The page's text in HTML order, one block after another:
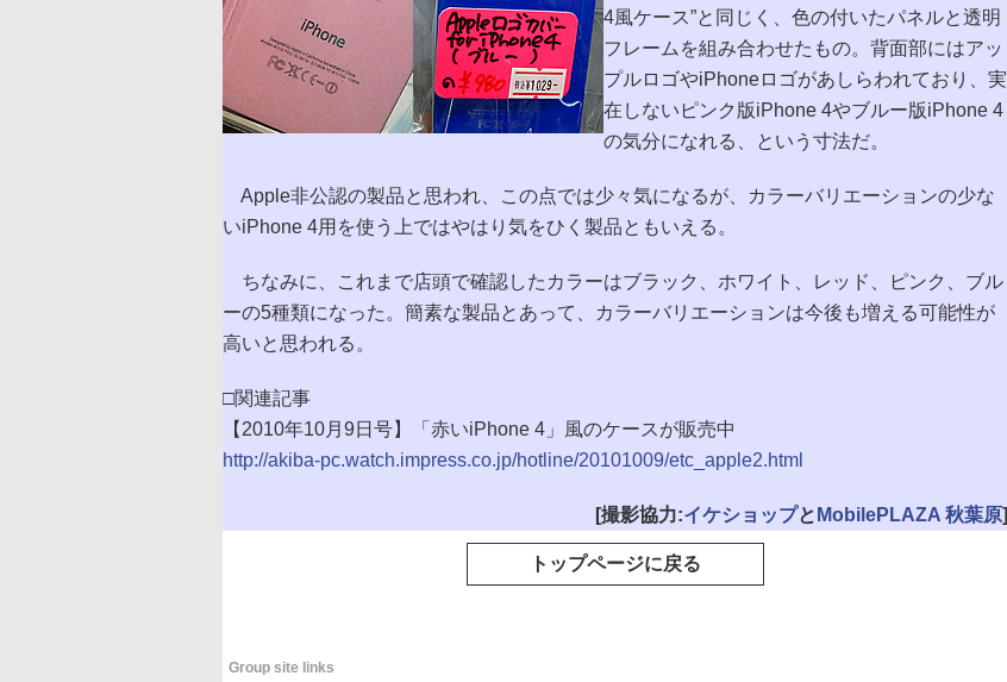
4風ケース”と同じく、色の付いたパネルと透明
フレームを組み合わせたもの。背面部にはアッ
プルロゴやiPhoneロゴがあしらわれており、実
在しないピンク版iPhone 4やブルー版iPhone 4
の気分になれる、という寸法だ。
Apple非公認の製品と思われ、この点では少々気になるが、カラーバリエーションの少な
いiPhone 4用を使う上ではやはり気をひく製品ともいえる。
ちなみに、これまで店頭で確認したカラーはブラック、ホワイト、レッド、ピンク、ブル
ーの5種類になった。簡素な製品とあって、カラーバリエーションは今後も増える可能性が
高いと思われる。
□関連記事
【2010年10月9日号】「赤いiPhone 4」風のケースが販売中
http://akiba-pc.watch.impress.co.jp/hotline/20101009/etc_apple2.html
[撮影協力:イケショップと MobilePLAZA 秋葉原]
トップページに戻る
Group site links